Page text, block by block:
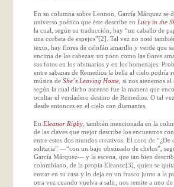
En su columna sobre Lennon , García Márquez se
universo poético que éste describe en Lucy in the
la cual, según su traducción, hay “un caballo de
una corbata de espejos”[2]
. Tal vez no notó
texto, hay flores de celofán amarillo y verde que
encima de las cabezas: un poco como las flores
sus fotos en los obituarios y en los homenajes.
entre sabanas de Remedios la bella al cielo podría
música de She´s Leaving Home, si nos atenemos
según la cual dicho ascenso fue la manera que
ocultar el verdadero destino de Remedios. O tal
desde entonces en el cielo con diamantes.
En Eleanor Rigby, también mencionada en la
de las claves que mejor describe los encuentros
entre estos dos mundos creativos. El coro de “¿De
solitaria” —“con un bajo obstinado de chelos”,
García Márquez— y la escena, que tan bien
colombiano, de la propia Eleanor[3]
, quien se
entrar en su casa y lo deja en un frasco junto a la
otra vez cuando vuelva a salir, nos remite a uno de